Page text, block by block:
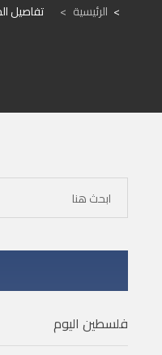
الرئيسية > تفاصيل
فلسطين اليوم